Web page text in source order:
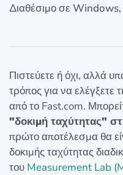
Διαθέσιμο σε
Πιστεύετε ή όχι, αλλά
τρόπος για να ελέγξετε
από το Fast.com.
"δοκιμή ταχύτητας"
πρώτο αποτέλεσμα θα
δοκιμής ταχύτητας
του Measurement Lab